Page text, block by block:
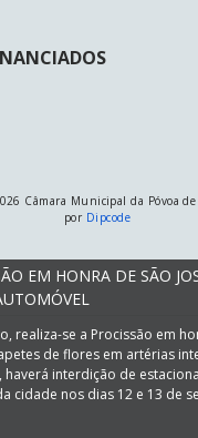
Câmara Municipal da Póvoa
por Dipcode
EM HONRA DE SÃO
realiza-se a Procissão em
de flores em artérias
interdição de
cidade nos dias 12 e 13 de